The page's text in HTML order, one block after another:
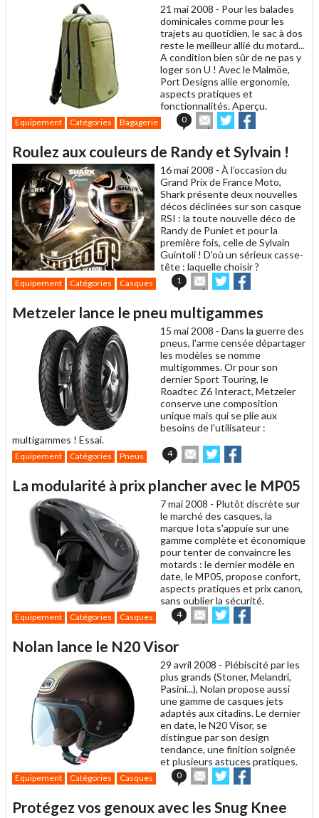
21 mai 2008 - Pour les balades
dominicales comme pour les
trajets au quotidien, le sac à dos
reste le meilleur allié du motard...
A condition bien sûr de ne pas y
loger son U ! Avec le Malmöe,
Port Designs allie ergonomie,
aspects pratiques et
fonctionnalités. Aperçu.
Equipement Catégories Bagagerie 0
Envoyer
cet
à
un
ami
Partager
sur sur
Roulez aux couleurs de Randy et Sylvain !
16 mai 2008 - À l’occasion du
Grand Prix de France Moto,
Shark présente deux nouvelles
décos déclinées sur son casque
RSI : la toute nouvelle déco de
Randy de Puniet et pour la
première fois, celle de Sylvain
Guintoli ! D'où un sérieux casse-
tête : laquelle choisir ?
Equipement Catégories Casques 1
Envoyer
cet
un
ami
Partager
sur sur
Metzeler lance le pneu multigammes
15 mai 2008 - Dans la guerre des
pneus, l'arme censée départager
les modèles se nomme
multigommes. Or pour son
dernier Sport Touring, le
Roadtec Z6 Interact, Metzeler
conserve une composition
unique mais qui se plie aux
besoins de l'utilisateur :
multigammes ! Essai.
Equipement Catégories Pneus 4
Envoyer
cet
à
un
ami
Partager
sur sur
La modularité à prix plancher avec le MP05
7 mai 2008 - Plutôt discrète sur
le marché des casques, la
marque Iota s'appuie sur une
gamme complète et économique
pour tenter de convaincre les
motards : le dernier modèle en
date, le MP05, propose confort,
aspects pratiques et prix canon,
sans oublier la sécurité.
Equipement Catégories Casques 4
Envoyer
cet
un
ami
Partager
sur sur
Nolan lance le N20 Visor
29 avril 2008 - Plébiscité par les
plus grands (Stoner, Melandri,
Pasini...), Nolan propose aussi
une gamme de casques jets
adaptés aux citadins. Le dernier
en date, le N20 Visor, se
distingue par son design
tendance, une finition soignée
et plusieurs astuces pratiques.
Equipement Catégories Casques 0
Envoyer
cet
Partager
sur sur
Protégez vos genoux avec les Snug Knee